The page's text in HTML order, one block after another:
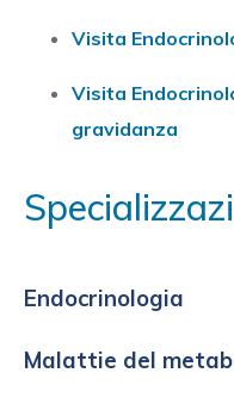
Visita
Visita
gravidanza
Endocrinologia
Malattie del